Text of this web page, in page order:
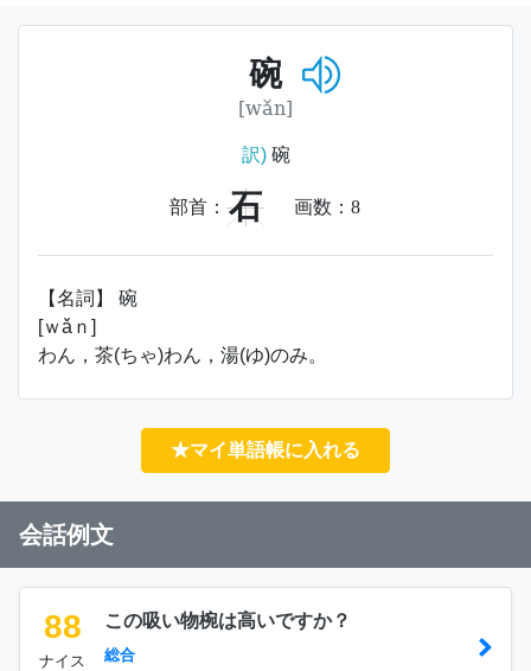
碗
[wǎn]
訳)碗
部首： 石 画数： 8
【名詞】 碗
[ｗǎｎ]
わん，茶(ちゃ)わん，湯(ゆ)のみ。
★マイ単語帳に入れる
会話例文
88
ナイス
この吸い物椀は高いですか？
総合